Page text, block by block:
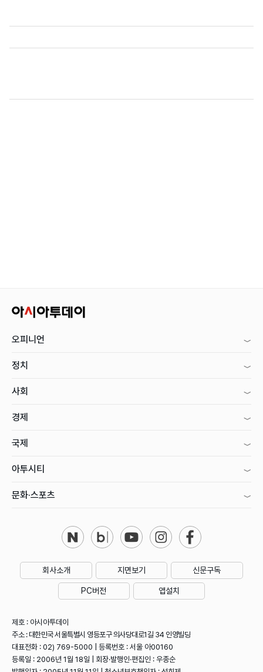
오피니언
정치
사회
경제
국제
아투시티
문화·스포츠
회사소개 지면보기 신문구독
PC버전 앱설치
제호 : 아시아투데이
주소 : 대한민국 서울특별시 영등포구 의사당대로1길 34 인영빌딩
대표전화 : 02) 769-5000 | 등록번호 : 서울 아00160
등록일 : 2006년 1월 18일 | 회장·발행인·편집인 : 우종순